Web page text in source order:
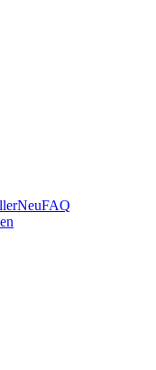
NeuFAQ